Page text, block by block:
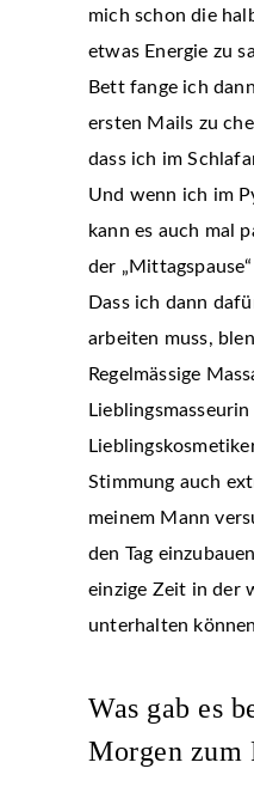
mich schon die
etwas Energie zu
Bett fange ich
ersten Mails zu
dass ich im
Und wenn ich im
kann es auch mal
der
Dass ich dann
arbeiten muss,
Regelmässige
Stimmung auch
meinem Mann
den Tag
einzige Zeit in der
unterhalten
Was gab es
Morgen zum